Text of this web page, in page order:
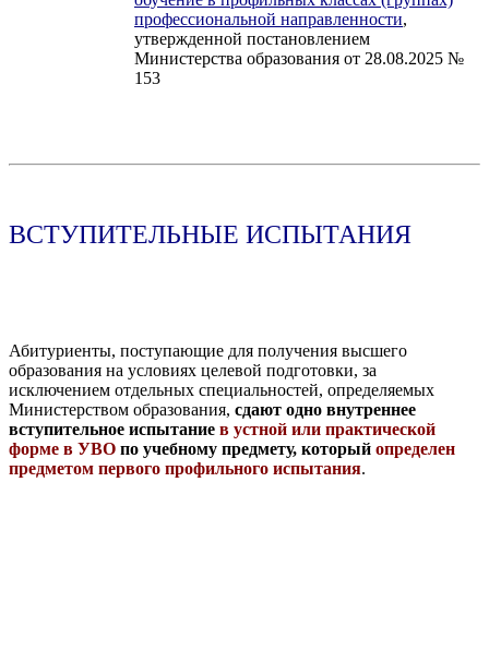
профессиональной направленности,
утвержденной постановлением
Министерства образования от 28.08.2025 №
153
ВСТУПИТЕЛЬНЫЕ ИСПЫТАНИЯ
Абитуриенты, поступающие для получения высшего
образования на условиях целевой подготовки, за
исключением отдельных специальностей, определяемых
Министерством образования, сдают одно внутреннее
вступительное испытание в устной или практической
форме в УВО по учебному предмету, который определен
предметом первого профильного испытания.